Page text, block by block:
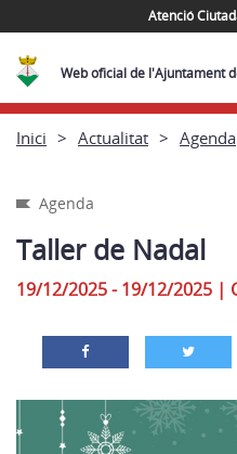
Atenció
Web oficial de l'Ajuntament
Inici Actualitat Agenda
Agenda
Taller de Nadal
19/12/2025 - 19/12/2025 |